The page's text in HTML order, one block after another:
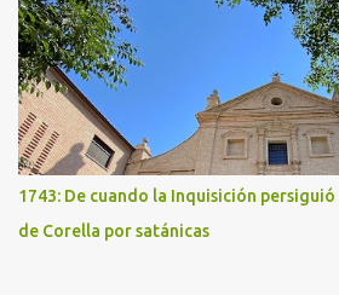
1743: De cuando la Inquisición
de Corella por satánicas